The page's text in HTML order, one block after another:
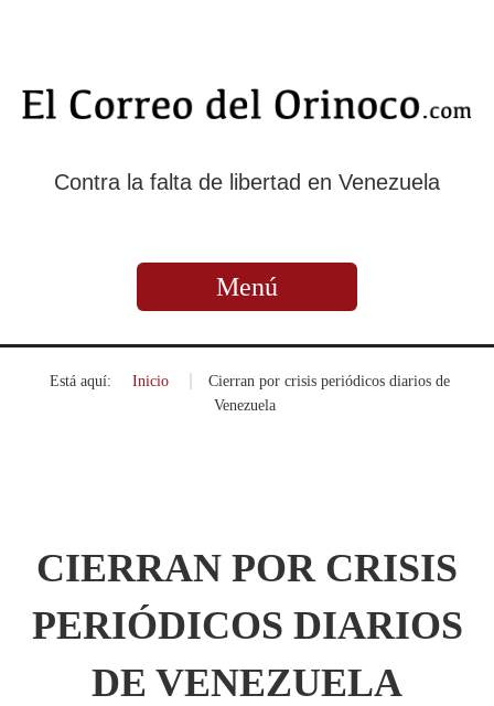
Contra la falta de libertad en Venezuela
Menú
Está aquí: Inicio
Cierran por crisis periódicos diarios de
Venezuela
CIERRAN POR CRISIS
PERIÓDICOS DIARIOS
DE VENEZUELA